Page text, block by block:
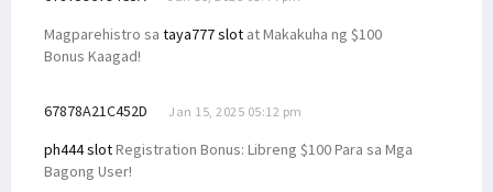
Magparehistro sa taya777 slot at Makakuha ng $100
Bonus Kaagad!
67878A21C452D Jan 15, 2025 05:12 pm
ph444 slotRegistration Bonus: Libreng $100 Para sa Mga
Bagong User!